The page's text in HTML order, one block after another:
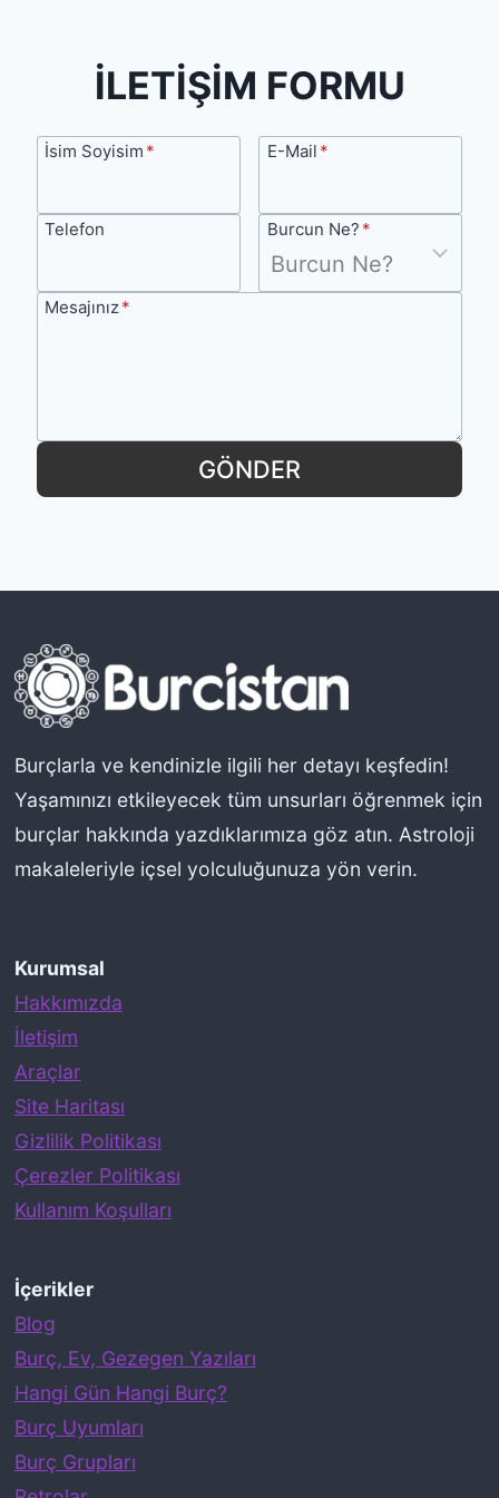
İLETİŞİM FORMU
İsim Soyisim *
İsim
E-Mail *
E-
Telefon
Telefon Burcun Ne? *
Burcun
Ne?
Mesajınız*
Mesajınız
GÖNDER
Burçlarla ve kendinizle ilgili her detayı keşfedin!
Yaşamınızı etkileyecek tüm unsurları öğrenmek için
burçlar hakkında yazdıklarımıza göz atın. Astroloji
makaleleriyle içsel yolculuğunuza yön verin.
Kurumsal
Hakkımızda
İletişim
Araçlar
Site Haritası
Gizlilik Politikası
Çerezler Politikası
Kullanım Koşulları
İçerikler
Blog
Burç, Ev, Gezegen Yazıları
Hangi Gün Hangi Burç?
Burç Uyumları
Burç Grupları